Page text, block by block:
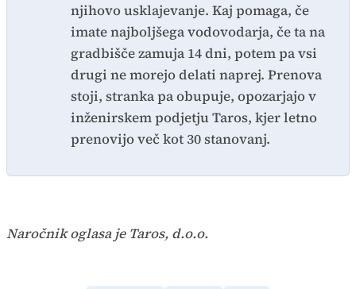
njihovo usklajevanje. Kaj pomaga, če
imate najboljšega vodovodarja, če ta na
gradbišče zamuja 14 dni, potem pa vsi
drugi ne morejo delati naprej. Prenova
stoji, stranka pa obupuje, opozarjajo v
inženirskem podjetju Taros, kjer letno
prenovijo več kot 30 stanovanj.
Naročnik oglasa je Taros, d.o.o.